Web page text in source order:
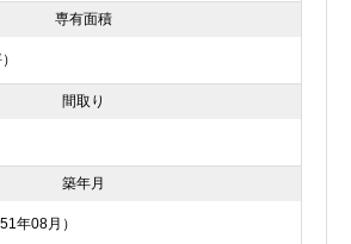
専有面積
間取り
築年月
年08月）